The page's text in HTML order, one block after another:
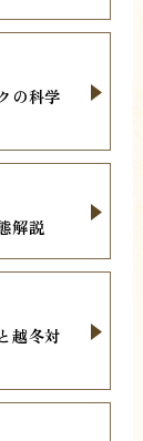
の科学
解説
越冬対